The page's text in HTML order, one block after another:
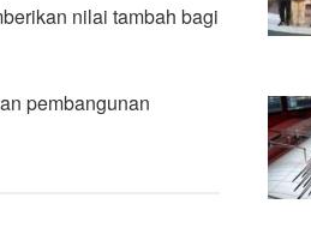
nilai tambah bagi
pembangunan